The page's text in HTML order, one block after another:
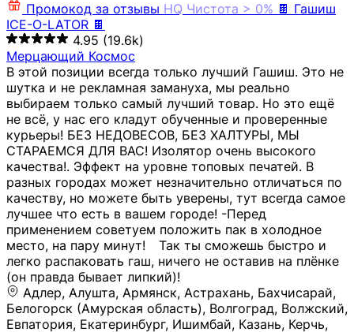
Промокод за отзывы HQ Чистота > 0% 🍫 Гашиш
ICE-O-LATOR 🍫
4.95 (19.6k)
Мерцающий Космос
В этой позиции всегда только лучший Гашиш. Это не
шутка и не рекламная замануха, мы реально
выбираем только самый лучший товар. Но это ещё
не всё, у нас его кладут обученные и проверенные
курьеры! БЕЗ НЕДОВЕСОВ, БЕЗ ХАЛТУРЫ, МЫ
СТАРАЕМСЯ ДЛЯ ВАС! Изолятор очень высокого
качества!. Эффект на уровне топовых печатей. В
разных городах может незначительно отличаться по
качеству, но можете быть уверены, тут всегда самое
лучшее что есть в вашем городе! -Перед
применением советуем положить пак в холодное
место, на пару минут!⠀ Так ты сможешь быстро и
легко распаковать гаш, ничего не оставив на плёнке
(он правда бывает липкий)!
Адлер, Алушта, Армянск, Астрахань, Бахчисарай,
Белогорск (Амурская область), Волгоград, Волжский,
Евпатория, Екатеринбург, Ишимбай, Казань, Керчь,